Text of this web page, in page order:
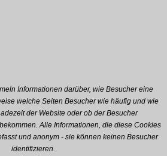
Informationen darüber, wie Besucher eine
welche Seiten Besucher wie häufig und wie
der Website oder ob der Besucher
Alle Informationen, die diese Cookies
und anonym - sie können keinen Besucher
identifizieren.